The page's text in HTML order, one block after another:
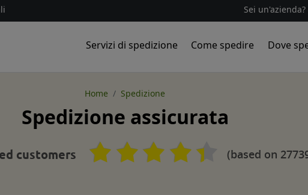
Sei
Servizi di spedizione Come spedire Dove
Home Spedizione
Spedizione assicurata
customers (based on